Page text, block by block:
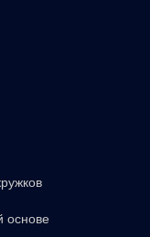
основе